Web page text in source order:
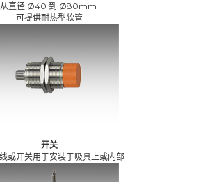
从直径 Ø40 到 Ø80mm
可提供耐热型软管
开关
或开关用于安装于吸具上或内部